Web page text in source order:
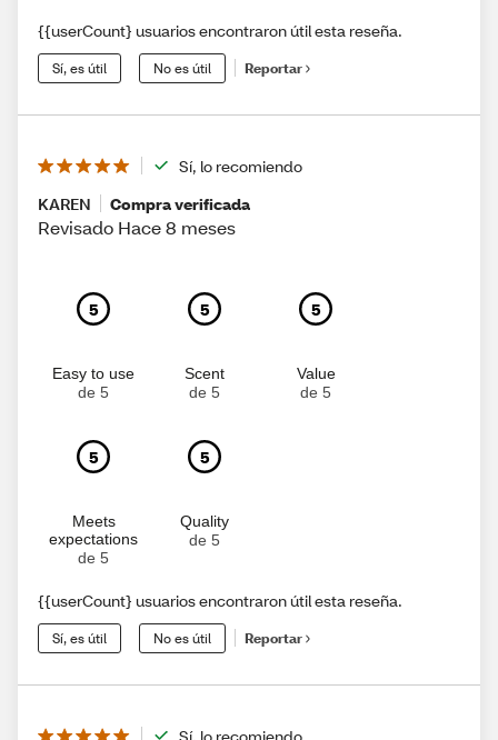
{{userCount} usuarios encontraron útil esta reseña.
Sí, es útil No es útil Reportar
Sí, lo recomiendo
KAREN
Compra verificada
Revisado Hace 8 meses
5
Easy to use
de 5
5
Scent
de 5
5
Value
de 5
5
Meets
expectations
de 5
5
Quality
de 5
{{userCount} usuarios encontraron útil esta reseña.
Sí, es útil No es útil Reportar
Sí, lo recomiendo